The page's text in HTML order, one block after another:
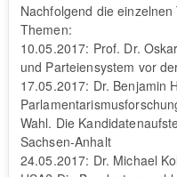
Nachfolgend die
Themen:
10.05.2017: Prof. Dr.
und Parteiensystem vor
17.05.2017: Dr. Benjamin
Wahl. Die
Sachsen-Anhalt
24.05.2017: Dr. Michael